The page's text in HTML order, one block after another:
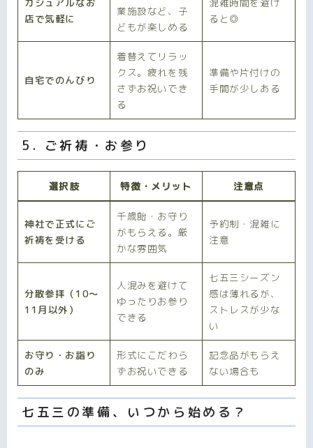
カジュアルなお
店で気軽に
業施設など、子
どもが楽しめる
混雑時間を避け
ると◎
自宅でのんびり
着替えてリラッ
クス。疲れを残
さずお祝いでき
る
準備や片付けの
手間が少しある
5. ご祈祷・お参り
選択肢 特徴・メリット 注意点
神社で正式にご
祈祷を受ける
千歳飴・お守り
がもらえる。厳
かな雰囲気
予約制・混雑に
注意
分散参拝（10〜
11月以外）
人混みを避けて
ゆったりお参り
できる
七五三シーズン
感は薄れるが、
ストレスが少な
い
お守り・お詣り
のみ
形式にこだわら
ずお祝いできる
記念品がもらえ
ない場合も
七五三の準備、いつから始める？